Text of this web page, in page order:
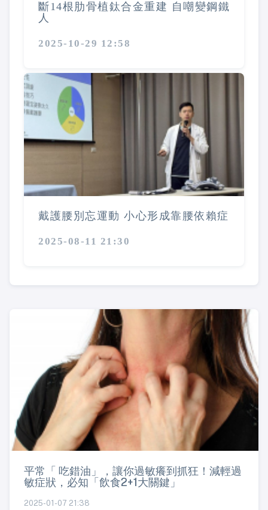
斷14根肋骨植鈦合金重建 自嘲變鋼鐵
人
2025-10-29 12:58
戴護腰別忘運動 小心形成靠腰依賴症
2025-08-11 21:30
平常「 吃錯油」，讓你過敏癢到抓狂！減輕過
敏症狀，必知「飲食2+1大關鍵」
2025-01-07 21:38